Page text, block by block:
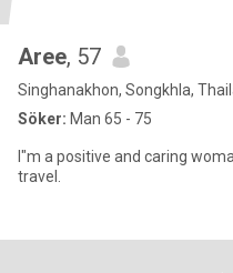
Aree, 57
Singhanakhon, Songkhla,
Söker: Man 65 - 75
I"m a positive and caring
travel.